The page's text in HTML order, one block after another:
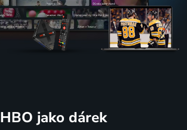
HBO jako dárek